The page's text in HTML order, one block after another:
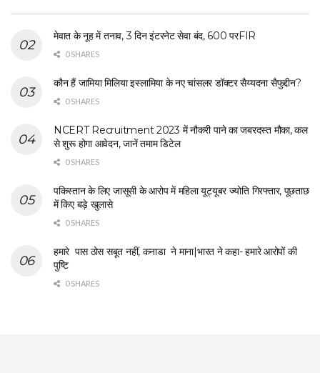
मेवात के नूह में तनाव, 3 दिन इंटरनेट सेवा बंद, 600 परFIR
0 SHARES
कौन हैं जामिया मिलिया इस्लामिया के नए चांसलर डॉक्टर सैय्यदना सैफुद्दीन?
0 SHARES
NCERT Recruitment 2023 में नौकरी पाने का जबरदस्त मौका, कल
से शुरू होगा आवेदन, जानें तमाम डिटेल
0 SHARES
पकिस्तान के लिए जासूसी के आरोप में महिला यूट्यूबर ज्योति गिरफ्तार, पूछताछ
में किए बड़े खुलासे
0 SHARES
हमारे पास ठोस सबूत नहीं, कनाडा ने माना|भारत ने कहा- हमारे आरोपों की
पुष्टि
0 SHARES